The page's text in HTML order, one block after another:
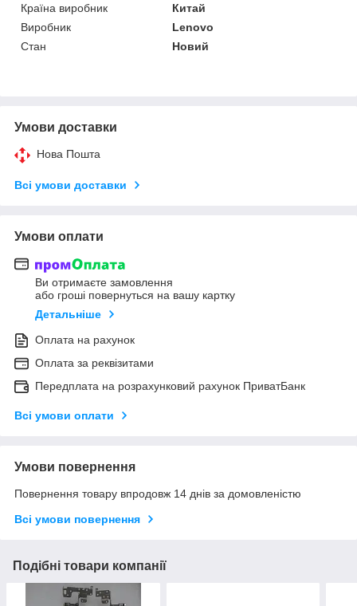
Країна виробник
Китай
Виробник
Lenovo
Стан
Новий
Умови доставки
Нова Пошта
Всі умови доставки
Умови оплати
Ви отримаєте замовлення
або гроші повернуться на вашу картку
Детальніше
Оплата на рахунок
Оплата за реквізитами
Передплата на розрахунковий рахунок ПриватБанк
Всі умови оплати
Умови повернення
Повернення товару впродовж 14 днів за домовленістю
Всі умови повернення
Подібні товари компанії